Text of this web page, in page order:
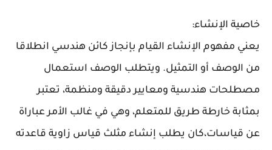
خاصية الإنشاء:
يعني مفهوم الإنشاء القيام بإنجاز كائن هندسي انطلاقا
من الوصف أو التمثيل. ويتطلب الوصف استعمال
مصطلحات هندسية ومعايير دقيقة ومنظمة، تعتبر
بمثابة خارطة طريق للمتعلم، وهي في غالب الأمر عباراة
عن قياسات،كان يطلب إنشاء مثلث قياس زاوية قاعدته